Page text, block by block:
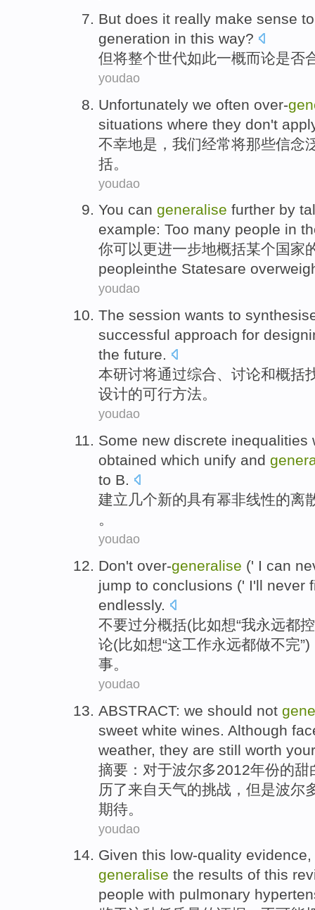
But does it really make sense
generation in this way?
但将整个世代如此一概而论是否
youdao
Unfortunately we often over-
situations where they don't
不幸地是， 我们经常将那些信念
括。
youdao
You can generalise further by
example: Too many people in
你可以更进一步地概括某个国家
peopleinthe Statesare
youdao
The session wants to
successful approach for
the future.
本研讨将通过综合、 讨论和概括
设计的可行方法。
youdao
Some new discrete inequalities
obtained which unify and
to B.
建立 几个新的具有幂非线性的离
。
youdao
Don't over-generalise (' I can
jump to conclusions (' I'll never
endlessly.
不要过分概括(比如想“我永远都
论(比如想“这工作永远都做不完
事。
youdao
ABSTRACT: we should not
sweet white wines Although
weather, they are still worth
摘要 ：对于波尔多2012年份的甜
历了来自天气的挑战 ，但是波尔
期待。
youdao
Given this low-quality evidence
generalise the results of this
people with pulmonary